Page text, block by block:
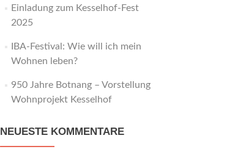
Einladung zum Kesselhof-Fest
2025
IBA-Festival: Wie will ich mein
Wohnen leben?
950 Jahre Botnang – Vorstellung
Wohnprojekt Kesselhof
NEUESTE KOMMENTARE